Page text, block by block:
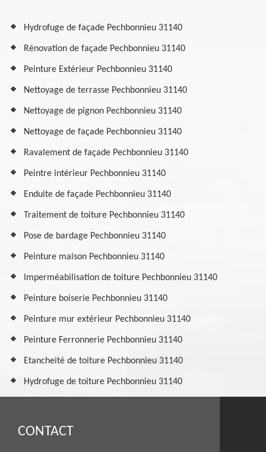
Hydrofuge de façade Pechbonnieu 31140
Rénovation de façade Pechbonnieu 31140
Peinture Extérieur Pechbonnieu 31140
Nettoyage de terrasse Pechbonnieu 31140
Nettoyage de pignon Pechbonnieu 31140
Nettoyage de façade Pechbonnieu 31140
Ravalement de façade Pechbonnieu 31140
Peintre intérieur Pechbonnieu 31140
Enduite de façade Pechbonnieu 31140
Traitement de toiture Pechbonnieu 31140
Pose de bardage Pechbonnieu 31140
Peinture maison Pechbonnieu 31140
Imperméabilisation de toiture Pechbonnieu 31140
Peinture boiserie Pechbonnieu 31140
Peinture mur extérieur Pechbonnieu 31140
Peinture Ferronnerie Pechbonnieu 31140
Etancheité de toiture Pechbonnieu 31140
Hydrofuge de toiture Pechbonnieu 31140
CONTACT